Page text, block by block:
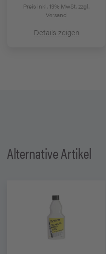
Preis inkl. 19% MwSt.zzgl.
Versand
Details zeigen
Alternative Artikel